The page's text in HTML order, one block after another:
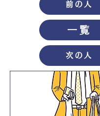
前の人
一覧
次の人